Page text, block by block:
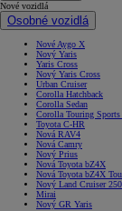
Nové vozidlá
Osobné vozidlá
Nové Aygo X
Nový Yaris
Yaris Cross
Nový Yaris Cross
Urban Cruiser
Corolla Hatchback
Corolla Sedan
Corolla Touring
Toyota C-HR
Nová RAV4
Nová Camry
Nový Prius
Nová Toyota bZ4X
Nová Toyota bZ4X
Nový Land Cruiser 250
Mirai
Nový GR Yaris